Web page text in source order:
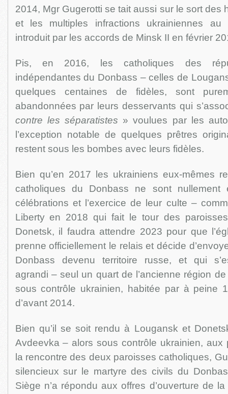
2014, Mgr Gugerotti se tait aussi sur le sort des
et les multiples infractions ukrainiennes au
introduit par les accords de Minsk II en février
Pis, en 2016, les catholiques des
indépendantes du Donbass – celles de
quelques centaines de fidèles, sont
abandonnées par leurs desservants qui
contre les séparatistes » voulues par les
l’exception notable de quelques prêtres
restent sous les bombes avec leurs fidèles.
Bien qu’en 2017 les ukrainiens eux-mêmes
catholiques du Donbass ne sont nullement
célébrations et l’exercice de leur culte –
Liberty en 2018 qui fait le tour des
Donetsk, il faudra attendre 2023 pour que
prenne officiellement le relais et décide
Donbass devenu territoire russe, et qui
agrandi – seul un quart de l’ancienne région
sous contrôle ukrainien, habitée par à peine
d’avant 2014.
Bien qu’il se soit rendu à Lougansk et
Avdeevka – alors sous contrôle ukrainien, aux
la rencontre des deux paroisses catholiques,
silencieux sur le martyre des civils du
Siège n’a répondu aux offres d’ouverture de